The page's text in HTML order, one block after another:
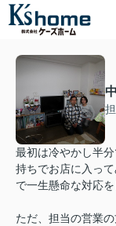
最初は冷やかし半
持ちでお店に入っ
で一生懸命な対応
ただ、担当の営業